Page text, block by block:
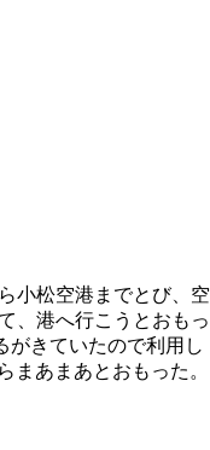
松空港までとび、空
港へ行こうとおもっ
がきていたので利用し
まあまあとおもった。